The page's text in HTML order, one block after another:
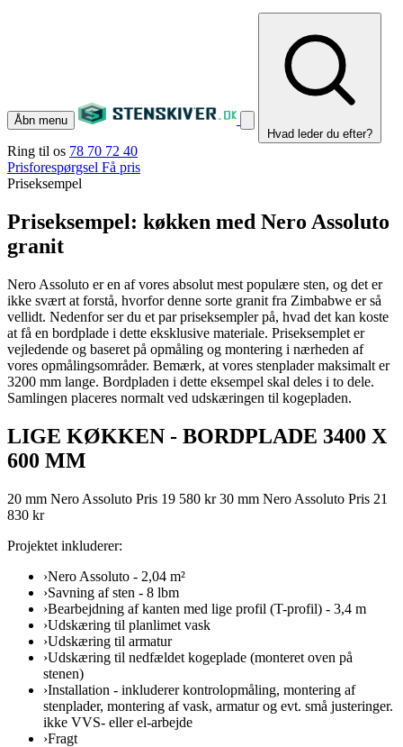
Åbn menu
Hvad leder du efter?
Ring til os 78 70 72 40
Prisforespørgsel Få pris
Priseksempel
Priseksempel: køkken med Nero Assoluto
granit
Nero Assoluto er en af vores absolut mest populære sten, og det er
ikke svært at forstå, hvorfor denne sorte granit fra Zimbabwe er så
vellidt. Nedenfor ser du et par priseksempler på, hvad det kan koste
at få en bordplade i dette eksklusive materiale. Priseksemplet er
vejledende og baseret på opmåling og montering i nærheden af
vores opmålingsområder. Bemærk, at vores stenplader maksimalt er
3200 mm lange. Bordpladen i dette eksempel skal deles i to dele.
Samlingen placeres normalt ved udskæringen til kogepladen.
LIGE KØKKEN - BORDPLADE 3400 X
600 MM
20 mm Nero Assoluto Pris 19 580 kr 30 mm Nero Assoluto Pris 21
830 kr
Projektet inkluderer:
›Nero Assoluto - 2,04 m²
›Savning af sten - 8 lbm
›Bearbejdning af kanten med lige profil (T-profil) - 3,4 m
›Udskæring til planlimet vask
›Udskæring til armatur
›Udskæring til nedfældet kogeplade (monteret oven på
stenen)
›Installation - inkluderer kontrolopmåling, montering af
stenplader, montering af vask, armatur og evt. små justeringer.
ikke VVS- eller el-arbejde
›Fragt